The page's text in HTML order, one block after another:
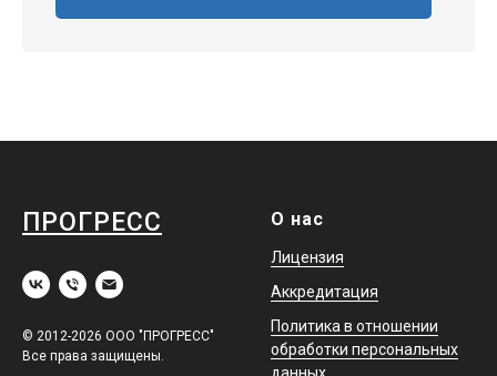
ПРОГРЕСС
© 2012-2026 ООО "ПРОГРЕСС"
Все права защищены.
О нас
Лицензия
Аккредитация
Политика в отношении
обработки персональных